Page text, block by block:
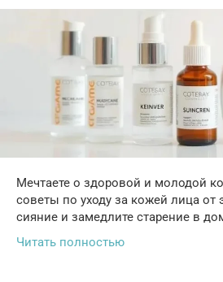
Мечтаете о здоровой и молодой
советы по уходу за кожей лица от
сияние и замедлите старение в
Читать полностью